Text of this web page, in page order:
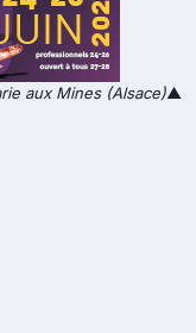
aux Mines (Alsace)▲